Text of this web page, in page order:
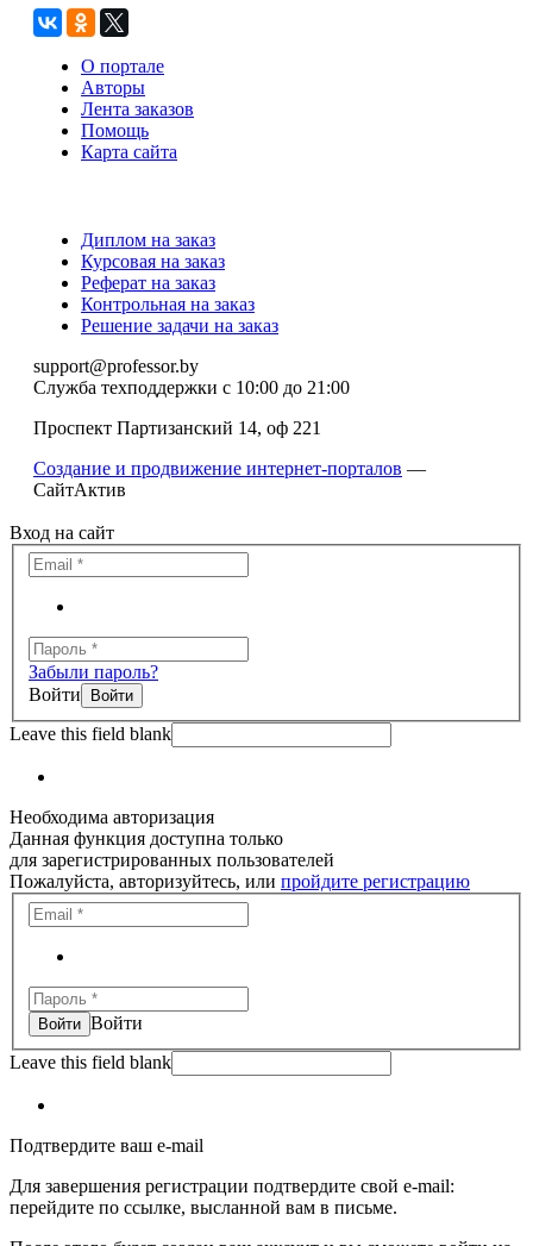
О портале
Авторы
Лента заказов
Помощь
Карта сайта
Диплом на заказ
Курсовая на заказ
Реферат на заказ
Контрольная на заказ
Решение задачи на заказ
support@professor.by
Служба техподдержки с 10:00 до 21:00
Проспект Партизанский 14, оф 221
Создание и продвижение интернет-порталов —
СайтАктив
Вход на сайт
Забыли пароль?
Войти
Leave this field blank
Необходима авторизация
Данная функция доступна только
для зарегистрированных пользователей
Пожалуйста, авторизуйтесь, или пройдите регистрацию
Войти
Leave this field blank
Подтвердите ваш e-mail
Для завершения регистрации подтвердите свой e-mail:
перейдите по ссылке, высланной вам в письме.